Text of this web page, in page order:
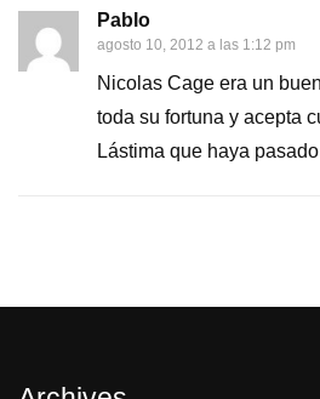
Pablo
agosto 10, 2012 a las 1:12 pm
Nicolas Cage era un
toda su fortuna y acepta
Lástima que haya